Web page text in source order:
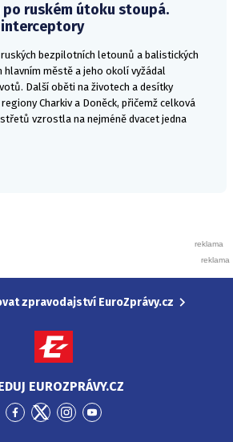
ruském útoku stoupá.
interceptory
bezpilotních letounů a balistických
hlavním městě a jeho okolí vyžádal
Další oběti na životech a desítky
Charkiv a Doněck, přičemž celková
vzrostla na nejméně dvacet jedna
zpravodajství EuroZprávy.cz
EUROZPRÁVY.CZ
PřejítPřejítPřejítPřejít